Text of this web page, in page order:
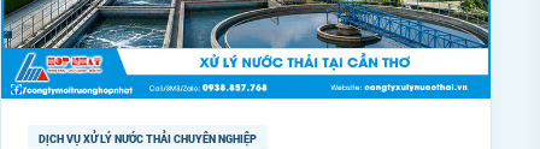
DỊCH VỤ XỬ LÝ NƯỚC THẢI CHUYÊN NGHIỆP